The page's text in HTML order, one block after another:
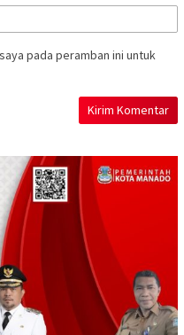
pada peramban ini untuk